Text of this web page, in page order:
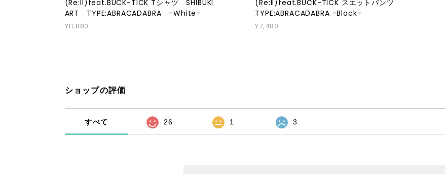
(Re:II)feat.BUCK-TICK Tシャツ SHIBUKI
ART TYPE:ABRACADABRA -White-
¥11,880
(Re:II)feat.BUCK-TICK スエットパンツ
TYPE:ABRACADABRA -Black-
¥7,480
ショップの評価
すべて 26 1 3